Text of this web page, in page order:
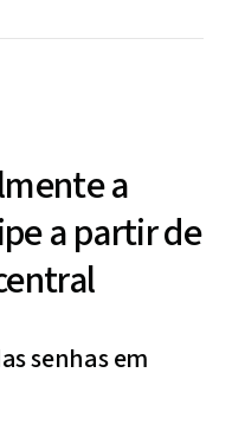
decorá-las. O
a
a partir de
senhas em